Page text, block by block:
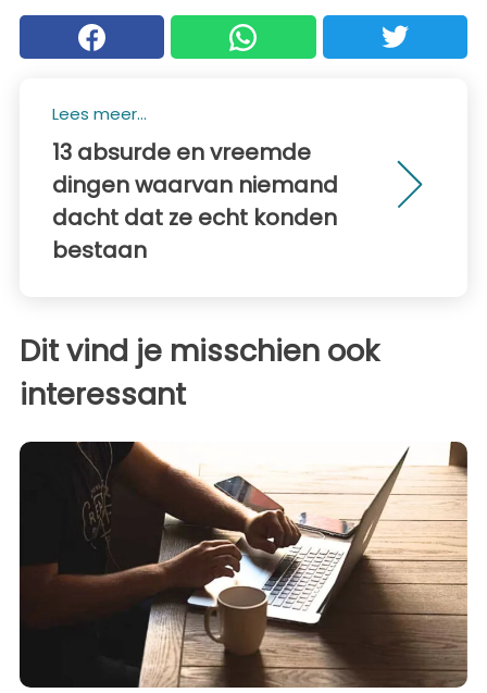
Lees meer...
13 absurde en vreemde
dingen waarvan niemand
dacht dat ze echt konden
bestaan
Dit vind je misschien ook
interessant